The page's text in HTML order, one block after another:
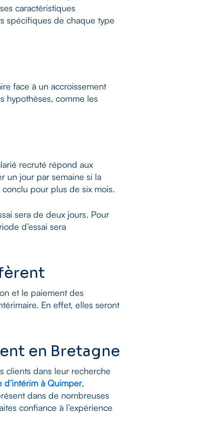
caractéristiques
spécifiques de chaque type
face à un accroissement
hypothèses, comme les
recruté répond aux
un jour par semaine si la
pour plus de six mois.
sera de deux jours. Pour
d’essai sera
et le paiement des
En effet, elles seront
en Bretagne
clients dans leur recherche
d’intérim à Quimper,
dans de nombreuses
confiance à l’expérience